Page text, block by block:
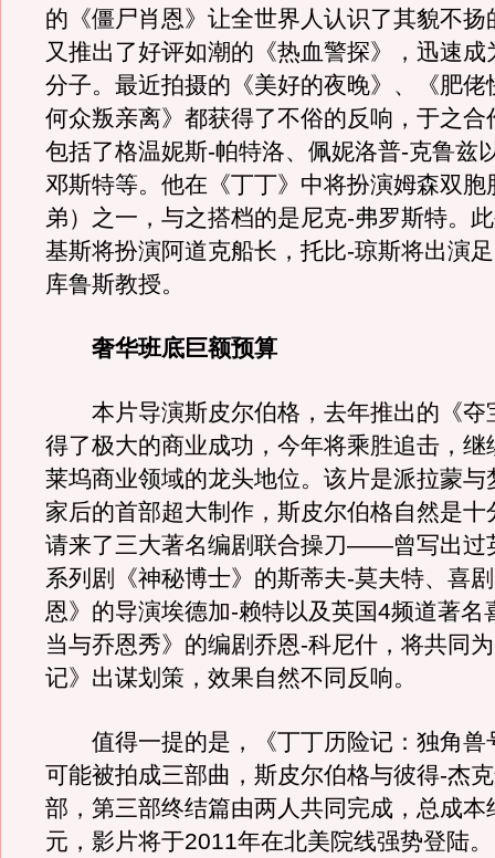
的《僵尸肖恩》让全世界人认识了其貌不扬
又推出了好评如潮的《热血警探》，迅速成
分子。最近拍摄的《美好的夜晚》、《肥佬
何众叛亲离》都获得了不俗的反响，于之合
包括了格温妮斯-帕特洛、佩妮洛普-克鲁兹
邓斯特等。他在《丁丁》中将扮演姆森双胞
弟）之一，与之搭档的是尼克-弗罗斯特。
基斯将扮演阿道克船长，托比-琼斯将出演
库鲁斯教授。
奢华班底巨额预算
本片导演斯皮尔伯格，去年推出的《夺
得了极大的商业成功，今年将乘胜追击，继
莱坞商业领域的龙头地位。该片是派拉蒙与
家后的首部超大制作，斯皮尔伯格自然是十
请来了三大著名编剧联合操刀——曾写出过
系列剧《神秘博士》的斯蒂夫-莫夫特、喜
恩》的导演埃德加-赖特以及英国4频道著名
当与乔恩秀》的编剧乔恩-科尼什，将共同
记》出谋划策，效果自然不同反响。
值得一提的是，《丁丁历险记：独角兽
可能被拍成三部曲，斯皮尔伯格与彼得-杰
部，第三部终结篇由两人共同完成，总成本
元，影片将于2011年在北美院线强势登陆。